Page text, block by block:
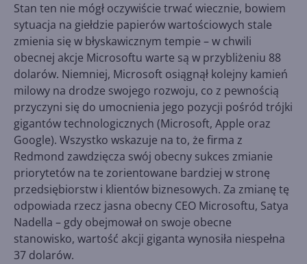
Stan ten nie mógł oczywiście trwać wiecznie, bowiem
sytuacja na giełdzie papierów wartościowych stale
zmienia się w błyskawicznym tempie – w chwili
obecnej akcje Microsoftu warte są w przybliżeniu 88
dolarów. Niemniej, Microsoft osiągnął kolejny kamień
milowy na drodze swojego rozwoju, co z pewnością
przyczyni się do umocnienia jego pozycji pośród trójki
gigantów technologicznych (Microsoft, Apple oraz
Google). Wszystko wskazuje na to, że firma z
Redmond zawdzięcza swój obecny sukces zmianie
priorytetów na te zorientowane bardziej w stronę
przedsiębiorstw i klientów biznesowych. Za zmianę tę
odpowiada rzecz jasna obecny CEO Microsoftu, Satya
Nadella – gdy obejmował on swoje obecne
stanowisko, wartość akcji giganta wynosiła niespełna
37 dolarów.